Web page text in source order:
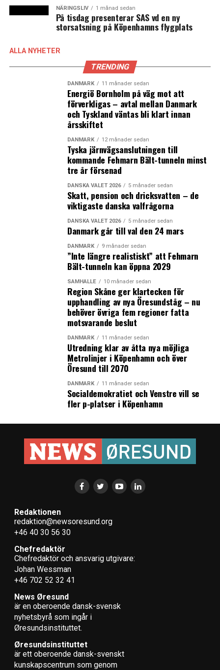
NÄRINGSLIV 1 månad sedan
På tisdag presenterar SAS vd en ny
storsatsning på Köpenhamns flygplats
ALLA NYHETER
TRENDING
DANMARK 11 månader sedan
Energiö Bornholm på väg mot att
förverkligas – avtal mellan Danmark
och Tyskland väntas bli klart innan
årsskiftet
DANMARK 12 månader sedan
Tyska järnvägsanslutningen till
kommande Fehmarn Bält-tunneln minst
tre år försenad
DANSKA VALET 2026 5 månader sedan
Skatt, pension och dricksvatten – de
viktigaste danska valfrågorna
DANSKA VALET 2026 5 månader sedan
Danmark går till val den 24 mars
DANMARK 9 månader sedan
”Inte längre realistiskt” att Fehmarn
Bält-tunneln kan öppna 2029
SAMHÄLLE 10 månader sedan
Region Skåne ger klartecken för
upphandling av nya Öresundståg – nu
behöver övriga fem regioner fatta
motsvarande beslut
DANMARK 11 månader sedan
Utredning klar av åtta nya möjliga
Metrolinjer i Köpenhamn och över
Öresund till 2070
DANMARK 11 månader sedan
Socialdemokratiet och Venstre vill se
fler p-platser i Köpenhamn
Redaktionen
redaktion@newsoresund.org
+46 40 30 56 30
Chefredaktör
Chefredaktör och ansvarig utgivare:
Johan Wessman
+46 702 52 32 41
News Øresund
är en oberoende dansk-svensk
nyhets­byrå som ingår i
Øresundsinstituttet.
Øresundsinstituttet
är ett oberoende dansk-svenskt
kunskapscentrum som genom